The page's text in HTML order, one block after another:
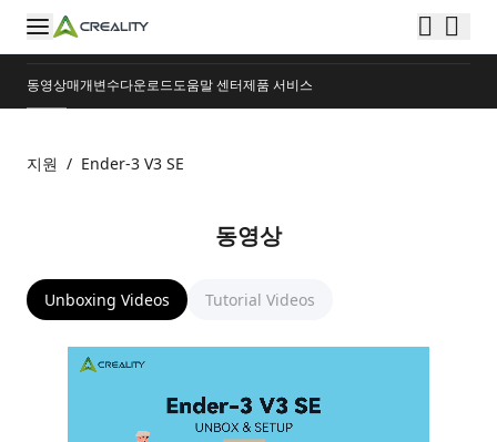
동영상매개변수다운로드도움말 센터제품 서비스
지원 / Ender-3 V3 SE
동영상
Unboxing Videos Tutorial Videos